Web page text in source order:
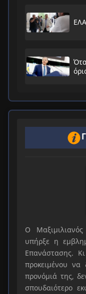
Ο
υπήρξε η
Επανάστασης.
προκειμένου να
προνόμιά της,
σπουδαιότερο